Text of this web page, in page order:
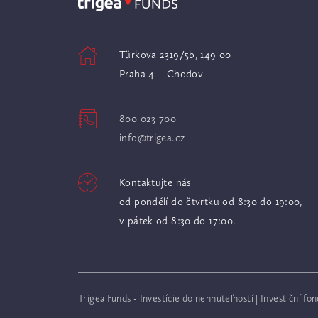
Türkova 2319/5b, 149 00
Praha 4 – Chodov
800 023 700
info@trigea.cz
Kontaktujte nás
od pondělí do čtvrtku od 8:30 do 19:00,
v pátek od 8:30 do 17:00.
Trigea Funds - Investície do nehnuteľností| Investiční